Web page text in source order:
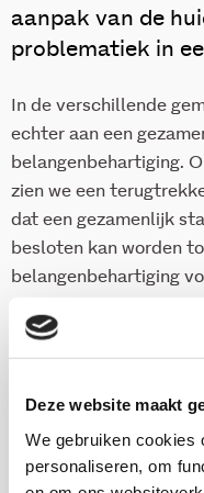
Deze website maakt
We gebruiken cookies
personaliseren, om
aanpak van de
problematiek in
In de verschillende
echter aan een
belangenbehartiging.
zien we een
dat een gezamenlijk
besloten kan worden
belangenbehartiging
een brug zou kunnen
en de (lokale)
gemeenschappen in
De doorStichting Arq